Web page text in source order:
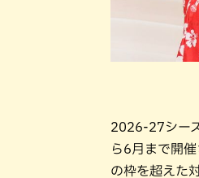
2026-27シー
ら6月まで開
の枠を超えた